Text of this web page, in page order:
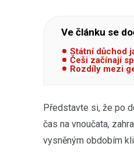
Ve článku se
Státní důchod
Češi začínají
Rozdíly mezi
Představte si, že po
čas na vnoučata,
vysněným obdobím